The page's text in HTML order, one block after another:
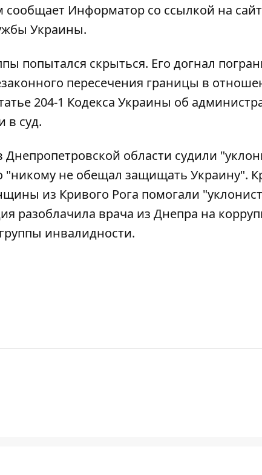
сообщает Информатор со ссылкой на сайт
Украины.
попытался скрыться. Его догнал
пересечения границы в
204-1 Кодекса Украины об
в суд.
Днепропетровской области судили
"никому не обещал защищать Украину".
из Кривого Рога помогали
разоблачила врача из Днепра на
инвалидности.